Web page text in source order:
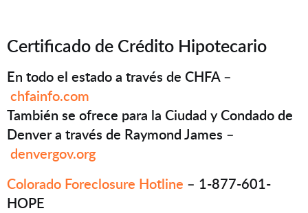
Certificado de Crédito Hipotecario
En todo el estado a través de CHFA –
chfainfo.com
También se ofrece para la Ciudad y Condado de
Denver a través de Raymond James –
denvergov.org
Colorado Foreclosure Hotline – 1-877-601-
HOPE